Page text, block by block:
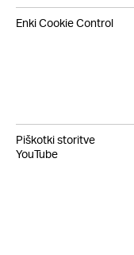
Enki Cookie Control
Piškotki storitve
YouTube